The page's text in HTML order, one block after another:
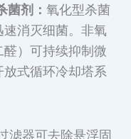
菌剂： 氧化型杀菌
消灭细菌。非氧
）可持续抑制微
式循环冷却塔系
滤器可去除悬浮固